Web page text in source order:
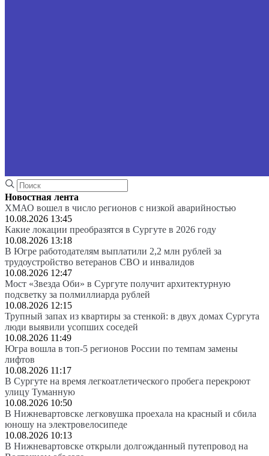
Новостная лента
ХМАО вошел в число регионов с низкой аварийностью
10.08.2026 13:45
Какие локации преобразятся в Сургуте в 2026 году
10.08.2026 13:18
В Югре работодателям выплатили 2,2 млн рублей за
трудоустройство ветеранов СВО и инвалидов
10.08.2026 12:47
Мост «Звезда Оби» в Сургуте получит архитектурную
подсветку за полмиллиарда рублей
10.08.2026 12:15
Трупный запах из квартиры за стенкой: в двух домах Сургута
люди выявили усопших соседей
10.08.2026 11:49
Югра вошла в топ-5 регионов России по темпам замены
лифтов
10.08.2026 11:17
В Сургуте на время легкоатлетического пробега перекроют
улицу Туманную
10.08.2026 10:50
В Нижневартовске легковушка проехала на красный и сбила
юношу на электровелосипеде
10.08.2026 10:13
В Нижневартовске открыли долгожданный путепровод на